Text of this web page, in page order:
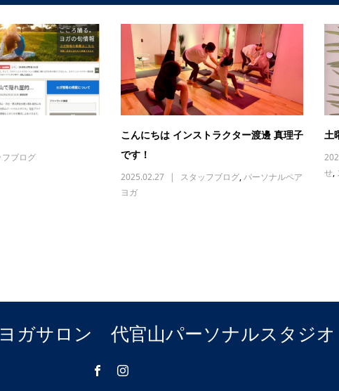
フブログ
こんにちは インストラクター渡邊 真理子
です！
2025.02.27 スタッフブログ,パーソナルペア
ヨガ
土
せ,
ガサロン 代官山パーソナルスタジオ